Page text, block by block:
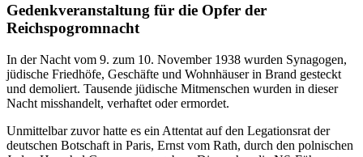
Gedenkveranstaltung für die Opfer der
Reichspogromnacht
In der Nacht vom 9. zum 10. November 1938 wurden Synagogen,
jüdische Friedhöfe, Geschäfte und Wohnhäuser in Brand gesteckt
und demoliert. Tausende jüdische Mitmenschen wurden in dieser
Nacht misshandelt, verhaftet oder ermordet.
Unmittelbar zuvor hatte es ein Attentat auf den Legationsrat der
deutschen Botschaft in Paris, Ernst vom Rath, durch den polnischen